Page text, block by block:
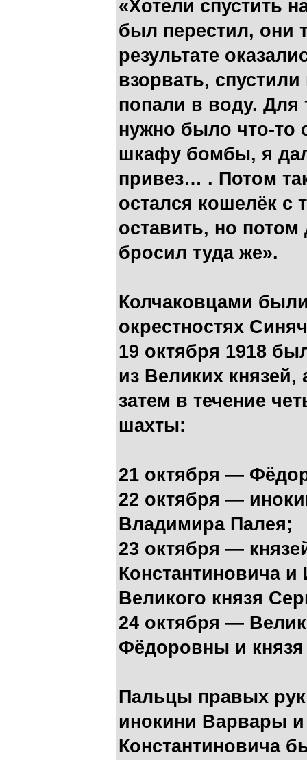
«Хотели спустить
был перестил, они
результате
взорвать,
попали в воду. Для
нужно было что-то
шкафу бомбы, я
привез… . Потом
остался кошелёк с
оставить, но
бросил туда же».
Колчаковцами
окрестностях
19 октября 1918
из Великих князей,
затем в течение
шахты:
21 октября —
22 октября —
Владимира Палея;
23 октября —
Константиновича и
Великого князя
24 октября —
Фёдоровны и князя
Пальцы правых
инокини Варвары и
Константиновича